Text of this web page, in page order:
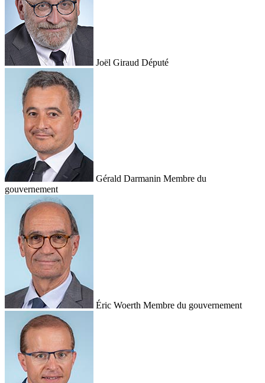
Joël Giraud Député
Gérald Darmanin Membre du
gouvernement
Éric Woerth Membre du gouvernement